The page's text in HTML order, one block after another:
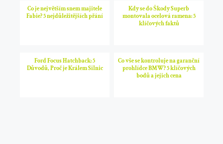
Co je největším snem majitele
Fabie? 5 nejdůležitějších přání
Kdy se do Škody Superb
montovala ocelová ramena: 5
klíčových faktů
Ford Focus Hatchback: 5
Důvodů, Proč je Králem Silnic
Co vše se kontroluje na garanční
prohlídce BMW? 5 klíčových
bodů a jejich cena